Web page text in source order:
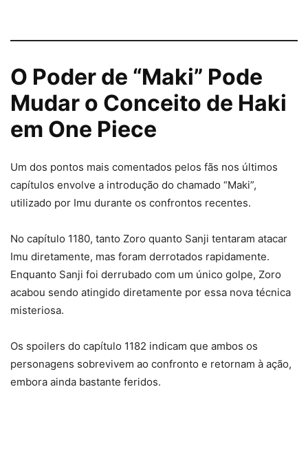
O Poder de “Maki” Pode
Mudar o Conceito de Haki
em One Piece
Um dos pontos mais comentados pelos fãs nos últimos
capítulos envolve a introdução do chamado “Maki”,
utilizado por Imu durante os confrontos recentes.
No capítulo 1180, tanto Zoro quanto Sanji tentaram atacar
Imu diretamente, mas foram derrotados rapidamente.
Enquanto Sanji foi derrubado com um único golpe, Zoro
acabou sendo atingido diretamente por essa nova técnica
misteriosa.
Os spoilers do capítulo 1182 indicam que ambos os
personagens sobrevivem ao confronto e retornam à ação,
embora ainda bastante feridos.